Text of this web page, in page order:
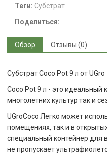
Теги: Субстрат
Поделиться:
Обзор Отзывы (0)
Субстрат Coco Pot 9 л от UGro
Coco Pot 9 л - это идеальный
многолетних культур так и
UGroCoco Легко может
помещениях, так и в
специальный контейнер для
не пропускает